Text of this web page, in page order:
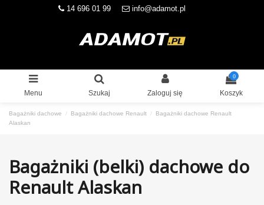
14 696 01 99 info@adamot.pl
Menu Szukaj Zaloguj się
0
Koszyk
Bagażniki dachowe Bagażniki dachowe Renault
Bagażniki dachowe Renault
Alaskan
Bagażniki (belki) dachowe do
Renault Alaskan